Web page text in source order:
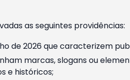
as seguintes providências:
de 2026 que caracterizem
marcas, slogans ou
e históricos;